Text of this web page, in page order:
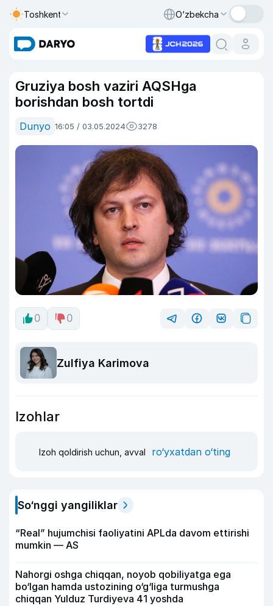
Toshkent O‘zbekcha
Gruziya bosh vaziri AQSHga
borishdan bosh tortdi
Dunyo 16:05 / 03.05.2024 3278
0 0
Zulfiya Karimova
Izohlar
Izoh qoldirish uchun, avval ro‘yxatdan o‘ting
So‘nggi yangiliklar
“Real” hujumchisi faoliyatini APLda davom ettirishi
mumkin — AS
Nahorgi oshga chiqqan, noyob qobiliyatga ega
bo‘lgan hamda ustozining o‘g‘liga turmushga
chiqqan Yulduz Turdiyeva 41 yoshda